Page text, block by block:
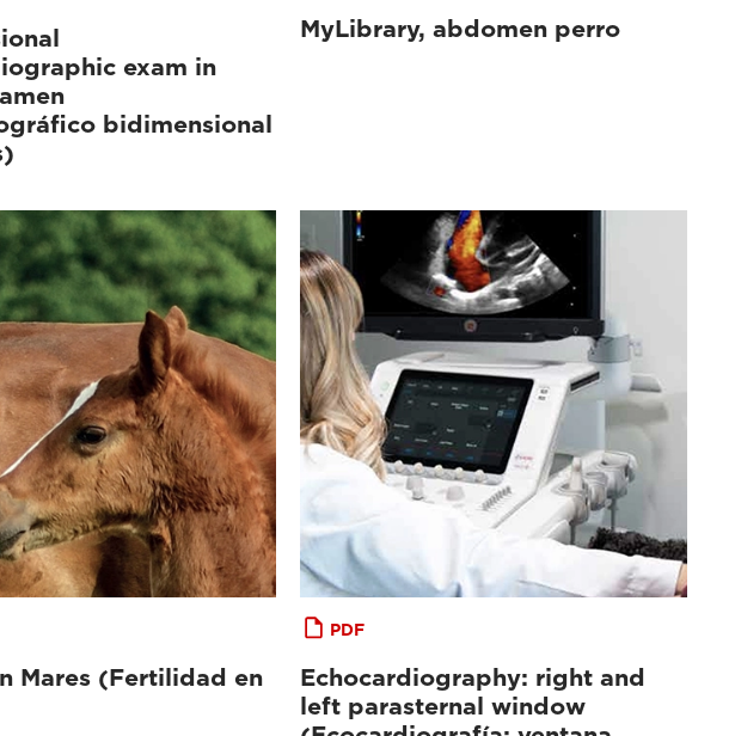
exam in
bidimensional
MyLibrary, abdomen perro
Mares (Fertilidad en
PDF
Echocardiography: right and
left parasternal window